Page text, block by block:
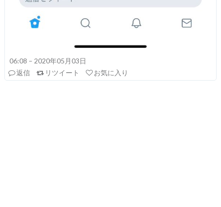
06:08 – 2020年05月03日
返信
リツイート お気に入り